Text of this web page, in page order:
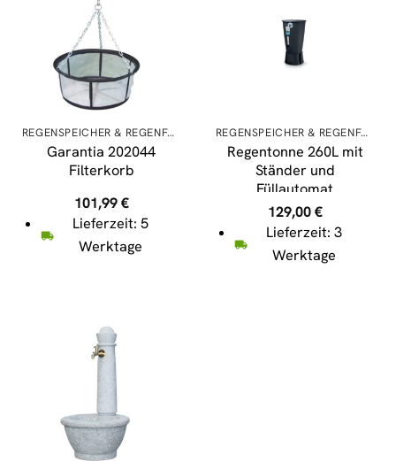
REGENSPEICHER & REGENFÄSSER
Garantia 202044
Filterkorb
101,99€
Lieferzeit: 5
Werktage
REGENSPEICHER & REGENFÄSSER
Regentonne 260L mit
Ständer und
Füllautomat
129,00€
Lieferzeit: 3
Werktage